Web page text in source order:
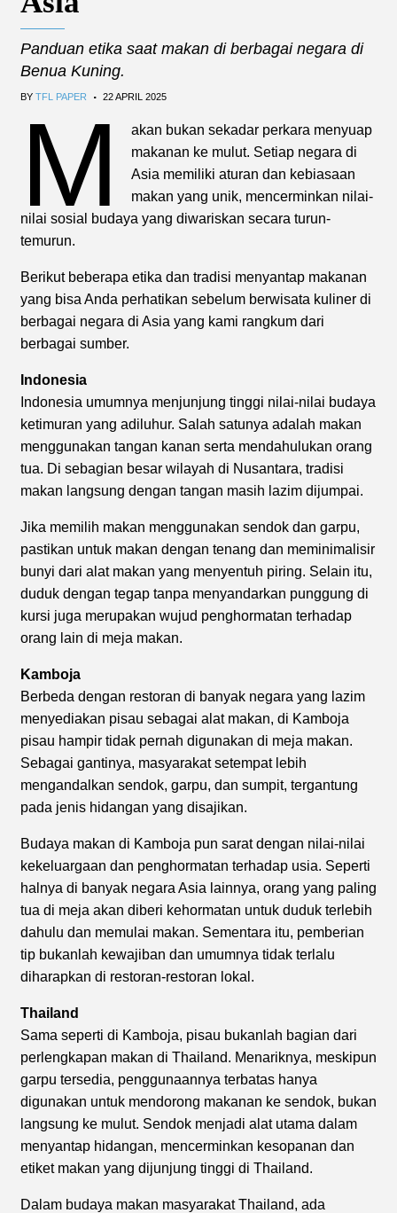
Panduan etika saat makan di berbagai negara di
Benua Kuning.
BY TFL PAPER . 22 APRIL 2025
M
akan bukan sekadar perkara menyuap
makanan ke mulut. Setiap negara di
Asia memiliki aturan dan kebiasaan
makan yang unik, mencerminkan nilai-
nilai sosial budaya yang diwariskan secara turun-
temurun.
Berikut beberapa etika dan tradisi menyantap makanan
yang bisa Anda perhatikan sebelum berwisata kuliner di
berbagai negara di Asia yang kami rangkum dari
berbagai sumber.
Indonesia
Indonesia umumnya menjunjung tinggi nilai-nilai budaya
ketimuran yang adiluhur. Salah satunya adalah makan
menggunakan tangan kanan serta mendahulukan orang
tua. Di sebagian besar wilayah di Nusantara, tradisi
makan langsung dengan tangan masih lazim dijumpai.
Jika memilih makan menggunakan sendok dan garpu,
pastikan untuk makan dengan tenang dan meminimalisir
bunyi dari alat makan yang menyentuh piring. Selain itu,
duduk dengan tegap tanpa menyandarkan punggung di
kursi juga merupakan wujud penghormatan terhadap
orang lain di meja makan.
Kamboja
Berbeda dengan restoran di banyak negara yang lazim
menyediakan pisau sebagai alat makan, di Kamboja
pisau hampir tidak pernah digunakan di meja makan.
Sebagai gantinya, masyarakat setempat lebih
mengandalkan sendok, garpu, dan sumpit, tergantung
pada jenis hidangan yang disajikan.
Budaya makan di Kamboja pun sarat dengan nilai-nilai
kekeluargaan dan penghormatan terhadap usia. Seperti
halnya di banyak negara Asia lainnya, orang yang paling
tua di meja akan diberi kehormatan untuk duduk terlebih
dahulu dan memulai makan. Sementara itu, pemberian
tip bukanlah kewajiban dan umumnya tidak terlalu
diharapkan di restoran-restoran lokal.
Thailand
Sama seperti di Kamboja, pisau bukanlah bagian dari
perlengkapan makan di Thailand. Menariknya, meskipun
garpu tersedia, penggunaannya terbatas hanya
digunakan untuk mendorong makanan ke sendok, bukan
langsung ke mulut. Sendok menjadi alat utama dalam
menyantap hidangan, mencerminkan kesopanan dan
etiket makan yang dijunjung tinggi di Thailand.
Dalam budaya makan masyarakat Thailand, ada